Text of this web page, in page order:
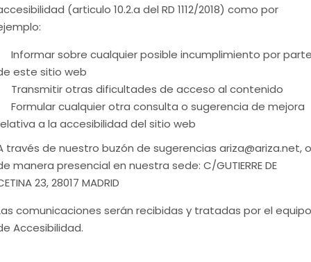
(articulo 10.2.a del RD 1112/2018) como por
Informar sobre cualquier posible incumplimiento por
este sitio web
Transmitir otras dificultades de acceso al contenido
Formular cualquier otra consulta o sugerencia de mejora
a la accesibilidad del sitio web
través de nuestro buzón de sugerencias ariza@ariza.net, o
manera presencial en nuestra sede: C/GUTIERRE DE
23, 28017 MADRID
comunicaciones serán recibidas y tratadas por el equipo
Accesibilidad.